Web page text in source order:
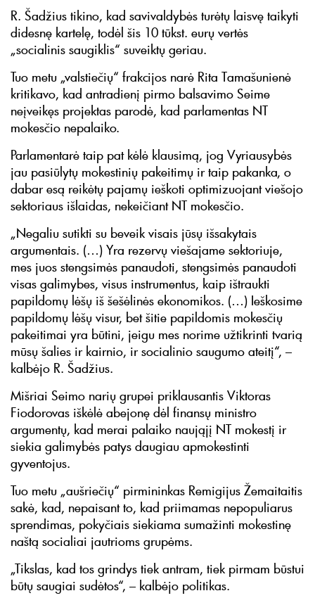
R. Šadžius tikino, kad savivaldybės turėtų laisvę taikyti
didesnę kartelę, todėl šis 10 tūkst. eurų vertės
„socialinis saugiklis“ suveiktų geriau.
Tuo metu „valstiečių“ frakcijos narė Rita Tamašunienė
kritikavo, kad antradienį pirmo balsavimo Seime
neįveikęs projektas parodė, kad parlamentas NT
mokesčio nepalaiko.
Parlamentarė taip pat kėlė klausimą, jog Vyriausybės
jau pasiūlytų mokestinių pakeitimų ir taip pakanka, o
dabar esą reikėtų pajamų ieškoti optimizuojant viešojo
sektoriaus išlaidas, nekeičiant NT mokesčio.
„Negaliu sutikti su beveik visais jūsų išsakytais
argumentais. (…) Yra rezervų viešajame sektoriuje,
mes juos stengsimės panaudoti, stengsimės panaudoti
visas galimybes, visus instrumentus, kaip ištraukti
papildomų lėšų iš šešėlinės ekonomikos. (…) Ieškosime
papildomų lėšų visur, bet šitie papildomis mokesčių
pakeitimai yra būtini, jeigu mes norime užtikrinti tvarią
mūsų šalies ir kairnio, ir socialinio saugumo ateitį“, –
kalbėjo R. Šadžius.
Mišriai Seimo narių grupei priklausantis Viktoras
Fiodorovas iškėlė abejonę dėl finansų ministro
argumentų, kad merai palaiko naująjį NT mokestį ir
siekia galimybės patys daugiau apmokestinti
gyventojus.
Tuo metu „aušriečių“ pirmininkas Remigijus Žemaitaitis
sakė, kad, nepaisant to, kad priimamas nepopuliarus
sprendimas, pokyčiais siekiama sumažinti mokestinę
naštą socialiai jautrioms grupėms.
„Tikslas, kad tos grindys tiek antram, tiek pirmam būstui
būtų saugiai sudėtos“, – kalbėjo politikas.